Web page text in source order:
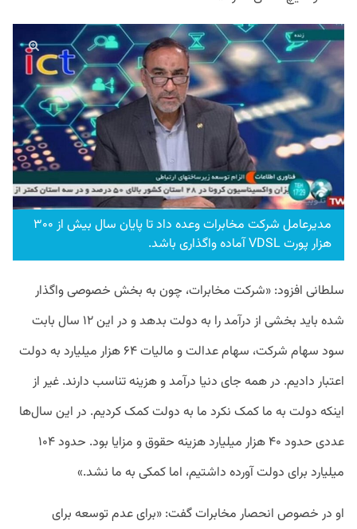
مدیرعامل شرکت مخابرات وعده داد تا پایان سال بیش از ۳۰۰
هزار پورت VDSL آماده واگذاری باشد.
سلطانی افزود: «شرکت مخابرات، چون به بخش خصوصی واگذار
شده باید بخشی از درآمد را به دولت بدهد و در این ۱۲ سال بابت
سود سهام شرکت، سهام عدالت و مالیات ۶۴ هزار میلیارد به دولت
اعتبار دادیم. در همه جای دنیا درآمد و هزینه تناسب دارند. غیر از
اینکه دولت به ما کمک نکرد ما به دولت کمک کردیم. در این سال‌ها
عددی حدود ۴۰ هزار میلیارد هزینه حقوق و مزایا بود. حدود ۱۰۴
میلیارد برای دولت آورده داشتیم، اما کمکی به ما نشد.»
او در خصوص انحصار مخابرات گفت: «برای عدم توسعه برای